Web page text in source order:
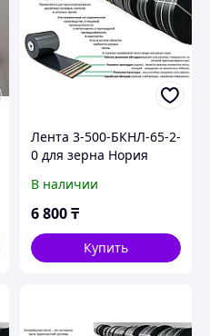
Лента 3-500-БКНЛ-65-2-
0 для зерна Нория
В наличии
6 800₸
Купить